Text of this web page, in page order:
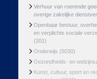
Verhuur van roerende
overige zakelijke
Openbaar bestuur,
en verplichte sociale
(201)
Onderwijs (5030)
Gezondheids- en
Kunst, cultuur, sport en